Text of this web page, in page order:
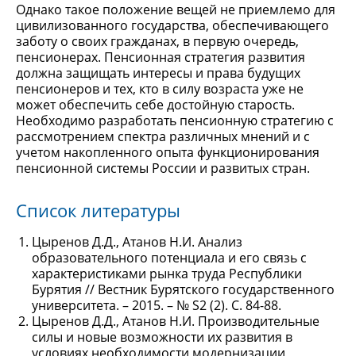
Однако такое положение вещей не приемлемо для
цивилизованного государства, обеспечивающего
заботу о своих гражданах, в первую очередь,
пенсионерах. Пенсионная стратегия развития
должна защищать интересы и права будущих
пенсионеров и тех, кто в силу возраста уже не
может обеспечить себе достойную старость.
Необходимо разработать пенсионную стратегию с
рассмотрением спектра различных мнений и с
учетом накопленного опыта функционирования
пенсионной системы России и развитых стран.
Список литературы
Цыренов Д.Д., Атанов Н.И. Анализ
образовательного потенциала и его связь с
характеристиками рынка труда Республики
Бурятия // Вестник Бурятского государственного
университета. – 2015. – № S2 (2). С. 84-88.
Цыренов Д.Д., Атанов Н.И. Производительные
силы и новые возможности их развития в